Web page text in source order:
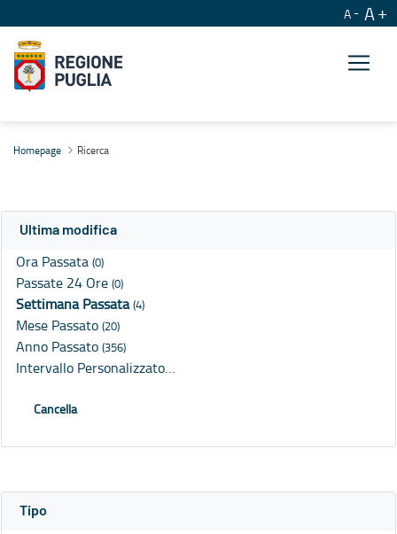
A A
Homepage Ricerca
Ultima modifica
Ora Passata (0)
Passate 24 Ore (0)
Settimana Passata(4)
Mese Passato (20)
Anno Passato (356)
Intervallo Personalizzato…
Cancella
Tipo